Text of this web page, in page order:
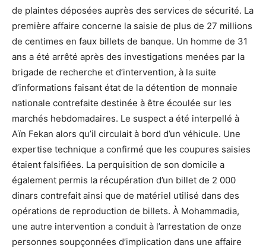
de plaintes déposées auprès des services de sécurité. La
première affaire concerne la saisie de plus de 27 millions
de centimes en faux billets de banque. Un homme de 31
ans a été arrêté après des investigations menées par la
brigade de recherche et d’intervention, à la suite
d’informations faisant état de la détention de monnaie
nationale contrefaite destinée à être écoulée sur les
marchés hebdomadaires. Le suspect a été interpellé à
Aïn Fekan alors qu’il circulait à bord d’un véhicule. Une
expertise technique a confirmé que les coupures saisies
étaient falsifiées. La perquisition de son domicile a
également permis la récupération d’un billet de 2 000
dinars contrefait ainsi que de matériel utilisé dans des
opérations de reproduction de billets. À Mohammadia,
une autre intervention a conduit à l’arrestation de onze
personnes soupçonnées d’implication dans une affaire